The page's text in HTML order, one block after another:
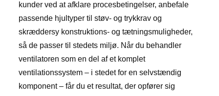
kunder ved at afklare procesbetingelser, anbefale
passende hjultyper til støv- og trykkrav og
skræddersy konstruktions- og tætningsmuligheder,
så de passer til stedets miljø. Når du behandler
ventilatoren som en del af et komplet
ventilationssystem – i stedet for en selvstændig
komponent – ​​får du et resultat, der opfører sig